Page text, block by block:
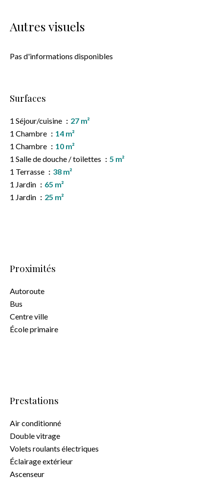
Autres visuels
Pas d'informations disponibles
Surfaces
1 Séjour/cuisine
27 m²
1 Chambre
14 m²
1 Chambre
10 m²
1 Salle de douche / toilettes
5 m²
1 Terrasse
38 m²
1 Jardin
65 m²
1 Jardin
25 m²
Proximités
Autoroute
Bus
Centre ville
École primaire
Prestations
Air conditionné
Double vitrage
Volets roulants électriques
Éclairage extérieur
Ascenseur